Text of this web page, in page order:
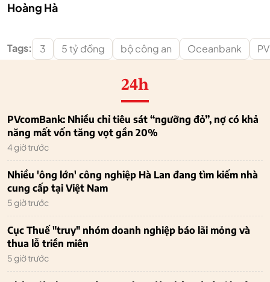
Hoàng Hà
Tags: 3 5 tỷ đồng bộ công an Oceanbank
24h
PVcomBank: Nhiều chỉ tiêu sát “ngưỡng đỏ”, nợ có khả
năng mất vốn tăng vọt gần 20%
4 giờ trước
Nhiều 'ông lớn' công nghiệp Hà Lan đang tìm kiếm nhà
cung cấp tại Việt Nam
5 giờ trước
Cục Thuế "truy" nhóm doanh nghiệp báo lãi mỏng và
thua lỗ triền miên
5 giờ trước